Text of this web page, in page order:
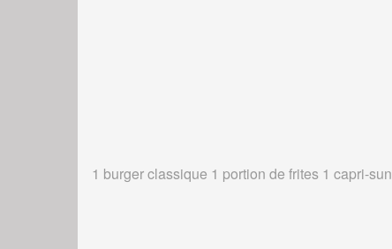
1 burger classique 1 portion de frites 1 capri-sun